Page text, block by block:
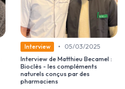
Interview •
05/03/2025
Interview de Matthieu Becamel :
Bioclès - les compléments
naturels conçus par des
pharmaciens